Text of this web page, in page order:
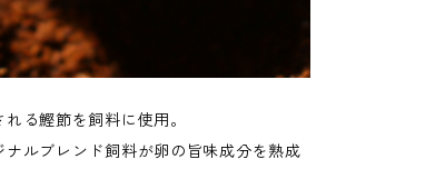
る鰹節を飼料に使用。
ルブレンド飼料が卵の旨味成分を熟成